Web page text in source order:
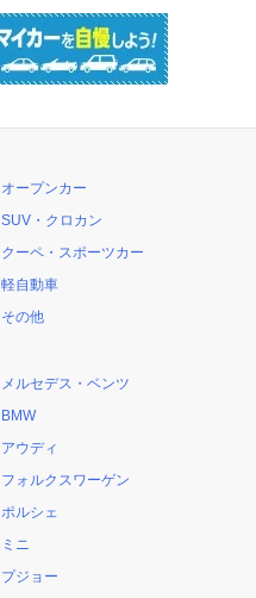
オープンカー
SUV・クロカン
クーペ・スポーツカー
軽自動車
その他
メルセデス・ベンツ
BMW
アウディ
フォルクスワーゲン
ポルシェ
ミニ
プジョー